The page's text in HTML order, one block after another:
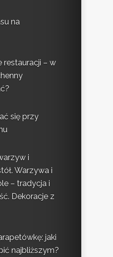
na
restauracji – w
się przy
i
Warzywa i
– tradycja i
Dekoracje z
jaki
najbliższym?